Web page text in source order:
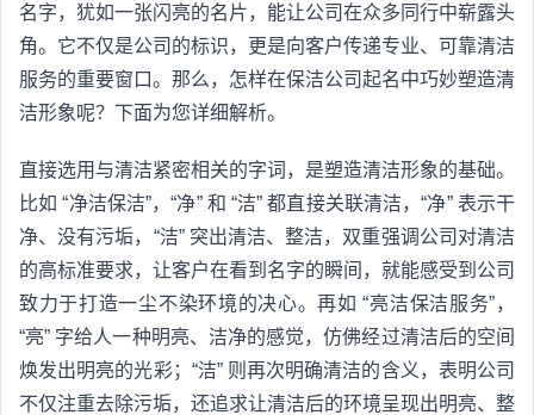
名字，犹如一张闪亮的名片，能让公司在众多同行中崭露头
角。它不仅是公司的标识，更是向客户传递专业、可靠清洁
服务的重要窗口。那么，怎样在保洁公司起名中巧妙塑造清
洁形象呢？下面为您详细解析。
直接选用与清洁紧密相关的字词，是塑造清洁形象的基础。
比如 “净洁保洁”，“净” 和 “洁” 都直接关联清洁，“净” 表示干
净、没有污垢，“洁” 突出清洁、整洁，双重强调公司对清洁
的高标准要求，让客户在看到名字的瞬间，就能感受到公司
致力于打造一尘不染环境的决心。再如 “亮洁保洁服务”，
“亮” 字给人一种明亮、洁净的感觉，仿佛经过清洁后的空间
焕发出明亮的光彩；“洁” 则再次明确清洁的含义，表明公司
不仅注重去除污垢，还追求让清洁后的环境呈现出明亮、整